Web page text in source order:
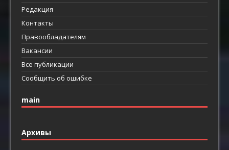
Редакция
Контакты
Правообладателям
Вакансии
Все публикации
Сообщить об ошибке
main
Архивы